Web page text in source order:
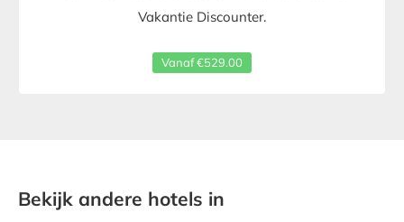
Vakantie Discounter.
Vanaf €529.00
Bekijk andere hotels in